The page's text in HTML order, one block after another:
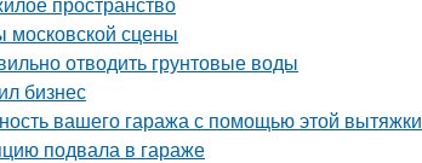
московской сцены
отводить грунтовые воды
бизнес
вашего гаража с помощью этой вытяжки
подвала в гараже